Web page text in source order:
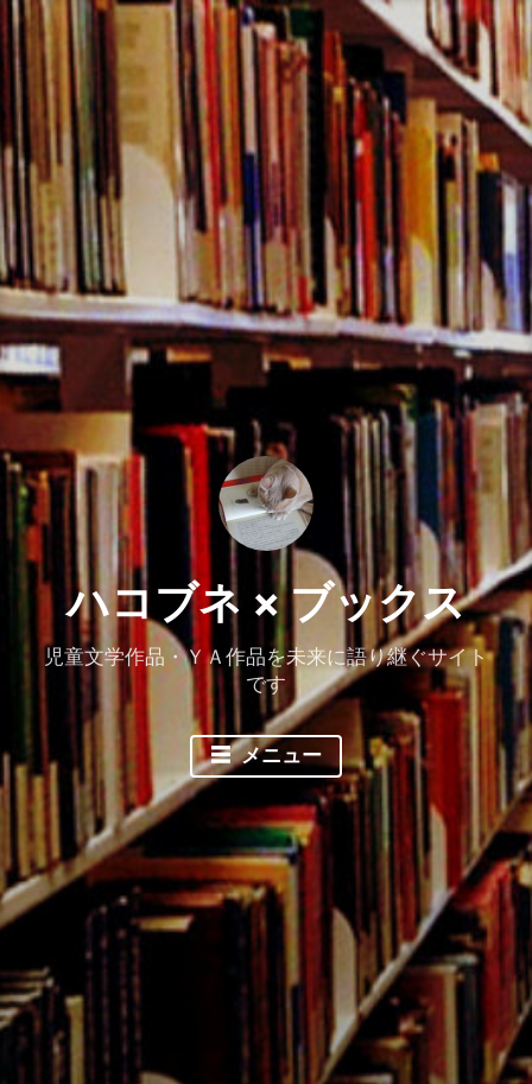
コ
ン
テ
ツ
へ
ス
キ
ッ
プ
ハコブネ × ブックス
児童文学作品・ＹＡ作品を未来に語り継ぐサイト
です
メニュー